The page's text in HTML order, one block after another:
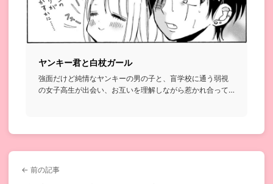
ヤンキー君と白杖ガール
強面だけど純情なヤンキーの男の子と、盲学校に通う弱視
の女子高生が出会い、お互いを理解しながら惹かれ合って
← 前の記事